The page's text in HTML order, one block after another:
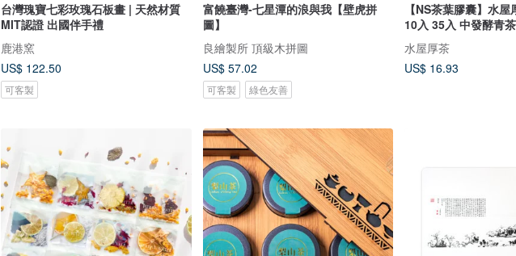
台灣瑰寶七彩玫瑰石板畫 | 天然材質
MIT認證 出國伴手禮
鹿港窯
US$ 122.50
可客製
富饒臺灣-七星潭的浪與我【壁虎拼
圖】
良繪製所 頂級木拼圖
US$ 57.02
可客製 綠色友善
【NS茶葉膠囊】水
10入 35入 中發酵青
水屋厚茶
US$ 16.93